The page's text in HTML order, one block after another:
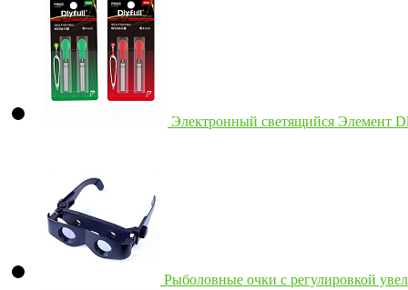
Электронный светящийся Элемент
Рыболовные очки с регулировкой